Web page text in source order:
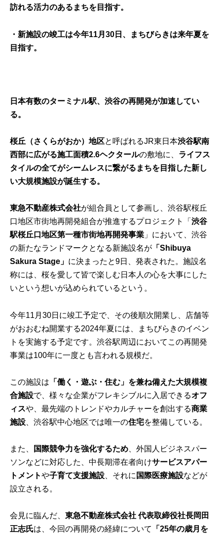
訪れる活力のあるまちを目指す。
・新施設の竣工は今年11月30日、まちびらきは来年夏を
目指す。
日本有数のターミナル駅、渋谷の再開発が加速してい
る。
桜丘（さくらがおか）地区と呼ばれるJR東日本渋谷駅南
西部に広がる施工面積2.6ヘクタールの敷地に、 ライフス
タイルの全てがシームレスに繋がるまちを目指した新し
い大規模施設が誕生する。
東急不動産株式会社が組合員として参画し、渋谷駅桜丘
口地区市街地再開発組合が推進するプロジェクト「渋谷
駅桜丘口地区第一種市街地再開発事業 」において、渋谷
の新たなランドマークとなる新施設名が 「Shibuya
Sakura Stage」 に決まったと9日、発表された。施設名
称には、桜を愛して皆で楽しむ日本人の心を大事にした
いという想いが込められているという。
今年11月30日に竣工予定で、その後順次開業し、店舗等
がおおむね開業する2024年夏には、まちびらきのイベン
トを実施する予定です。渋谷駅周辺においてこの再開発
事業は100年に一度とも言われる規模だ。
この施設は 「働く・遊ぶ・住む」を兼ね備えた大規模複
合施設で、様々な企業がフレキシブルに入居できるオフ
ィスや、最先端のトレンドやカルチャーを創出する商業
施設 、渋谷駅中心地区では唯一の住宅を整備している。
また、 国際競争力を強化するため 、外国人ビジネスパー
ソンなどに対応した、中長期滞在者向けサービスアパー
トメントや子育て支援施設 、それに 国際医療施設などが
設立される。
会見に臨んだ、東急不動産株式会社 代表取締役社長岡田
正志氏は、今回の再開発の経緯について
「25年の歳月を